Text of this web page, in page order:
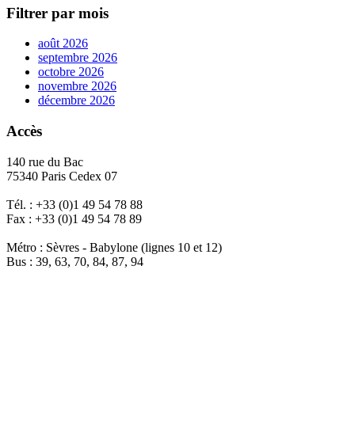
Filtrer par mois
août 2026
septembre 2026
octobre 2026
novembre 2026
décembre 2026
Accès
140 rue du Bac
75340 Paris Cedex 07
Tél. : +33 (0)1 49 54 78 88
Fax : +33 (0)1 49 54 78 89
Métro : Sèvres - Babylone (lignes 10 et 12)
Bus : 39, 63, 70, 84, 87, 94